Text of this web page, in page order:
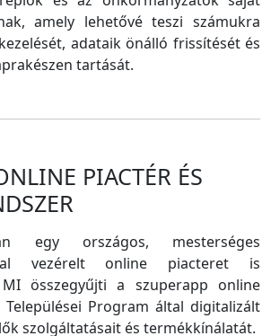
amely lehetővé teszi számukra
adataik önálló frissítését és
tartását.
PIACTÉR ÉS
egy országos, mesterséges
vezérelt online piacteret is
összegyűjti a szuperapp online
Települései Program által digitalizált
szolgáltatásait és termékkínálatát.